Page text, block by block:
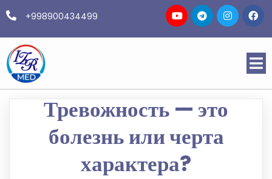
+998900434499
Тревожность — это
болезнь или черта
характера?